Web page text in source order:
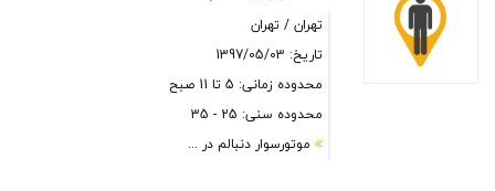
تهران / تهران
تاریخ: 1397/05/03
محدوده زمانی: 5 تا 11 صبح
محدوده سنی: 25 - 35
موتورسوار دنبالم در ...